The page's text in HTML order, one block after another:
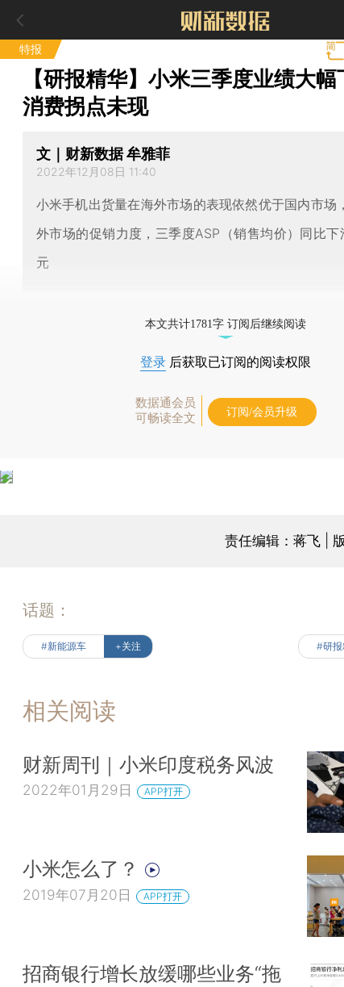
特报
【研报精华】小米三季度业绩大
消费拐点未现
文｜财新数据 牟雅菲
2022年12月08日 11:40
小米手机出货量在海外市场的表现依然优于国内市场
外市场的促销力度，三季度ASP（销售均价）同比下
元
本文共计1781字 订阅后继续阅读
登录 后获取已订阅的阅读权限
数据通会员
可畅读全文
订阅/会员升级
责任编辑：蒋飞 |
话题：
#新能源车 +关注 #研
相关阅读
财新周刊｜小米印度税务风波
2022年01月29日 APP打开
小米怎么了？
2019年07月20日 APP打开
招商银行增长放缓哪些业务“拖